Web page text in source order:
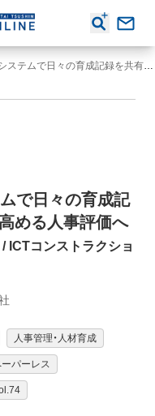
【公務員・人事評価】システムで日々の育成記録を共有し、職員の意欲を高める人事評価へ（人材育成支援システムざいなる / ICTコンストラクション）
で日々の育成記
める人事評価へ
/ ICTコンストラクショ
人事管理・人材育成
ーパーレス